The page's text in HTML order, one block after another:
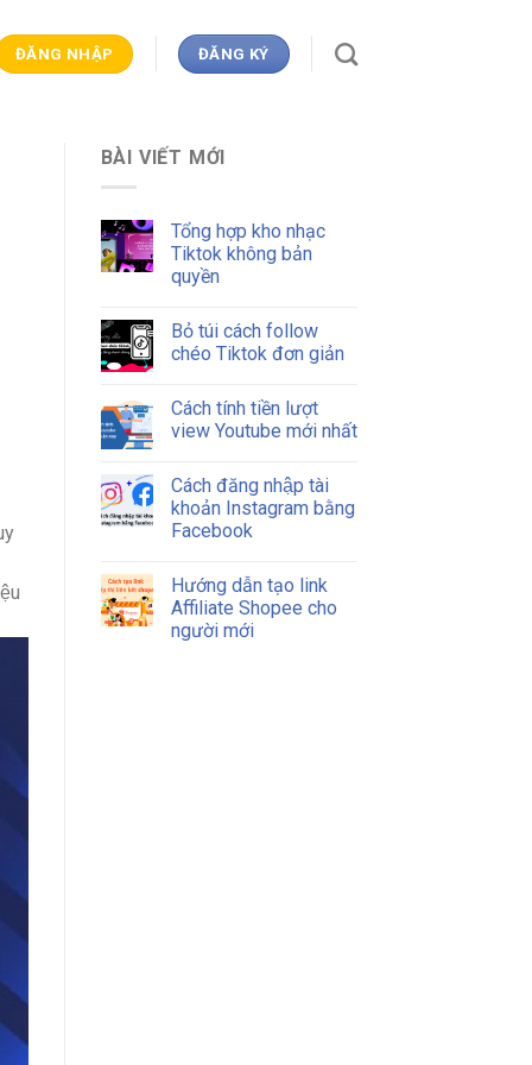
ĐĂNG NHẬP ĐĂNG KÝ
BÀI VIẾT MỚI
Tổng hợp kho nhạc
Tiktok không bản
quyền
Bỏ túi cách follow
chéo Tiktok đơn giản
Cách tính tiền lượt
view Youtube mới nhất
Cách đăng nhập tài
khoản Instagram bằng
Facebook
Hướng dẫn tạo link
Affiliate Shopee cho
người mới